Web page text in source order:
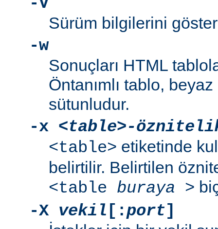
Sürüm bilgilerini
-w
Sonuçları HTML
Öntanımlı tablo,
sütunludur.
-x <table>-
<table> etiketinde
belirtilir. Belirtilen
<table buraya >
-X vekil [:port]